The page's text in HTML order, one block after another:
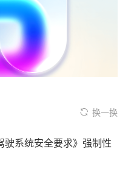
换一换
驶系统安全要求》强制性